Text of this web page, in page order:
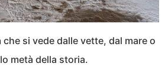
che si vede dalle vette, dal mare o
metà della storia.